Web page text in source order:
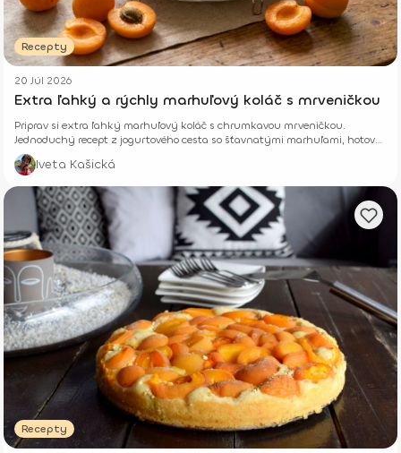
Recepty
20 Júl 2026
Extra ľahký a rýchly marhuľový koláč s mrveničkou
Priprav si extra ľahký marhuľový koláč s chrumkavou mrveničkou.
Jednoduchý recept z jogurtového cesta so šťavnatými marhuľami, hotový
z pár surovín.
Iveta Kašická
Recepty